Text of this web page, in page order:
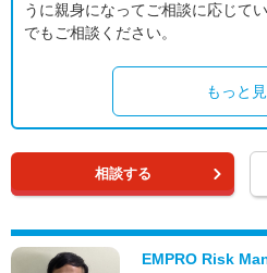
うに親身になってご相談に応じて
でもご相談ください。
もっと
相談する
EMPRO Risk